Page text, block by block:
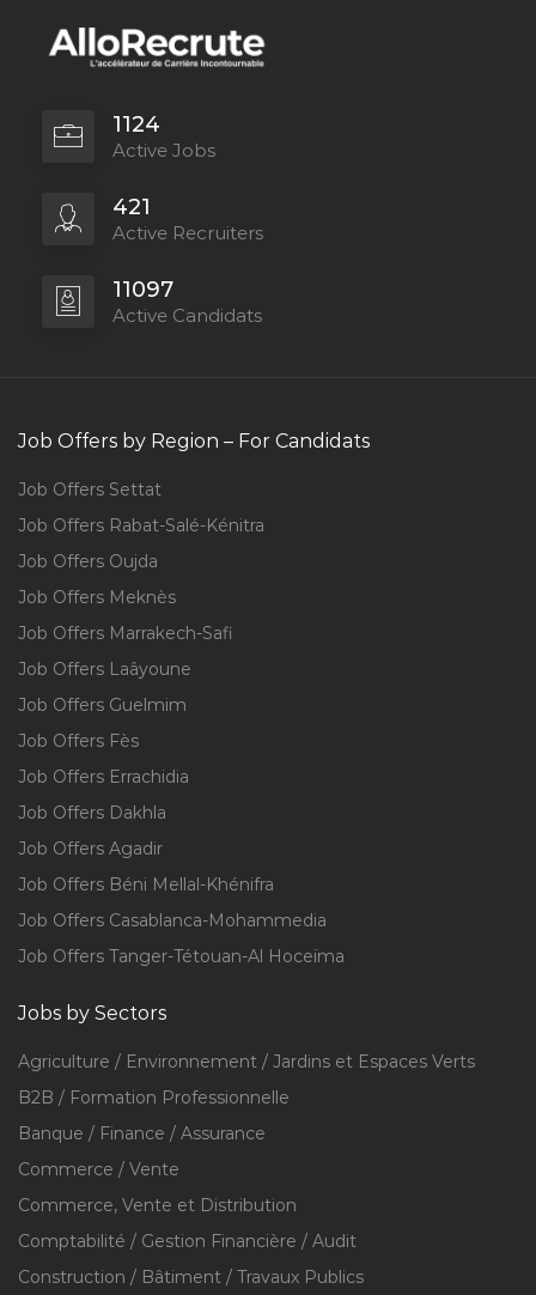
1124
Active Jobs
421
Active Recruiters
11097
Active Candidats
Job Offers by Region – For Candidats
Job Offers Settat
Job Offers Rabat-Salé-Kénitra
Job Offers Oujda
Job Offers Meknès
Job Offers Marrakech-Safi
Job Offers Laâyoune
Job Offers Guelmim
Job Offers Fès
Job Offers Errachidia
Job Offers Dakhla
Job Offers Agadir
Job Offers Béni Mellal-Khénifra
Job Offers Casablanca-Mohammedia
Job Offers Tanger-Tétouan-Al Hoceïma
Jobs by Sectors
Agriculture / Environnement / Jardins et Espaces Verts
B2B / Formation Professionnelle
Banque / Finance / Assurance
Commerce / Vente
Commerce, Vente et Distribution
Comptabilité / Gestion Financière / Audit
Construction / Bâtiment / Travaux Publics